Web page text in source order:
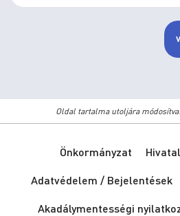
Oldal tartalma utoljára
Önkormányzat Hivatal
Adatvédelem / Bejelentések
Akadálymentességi